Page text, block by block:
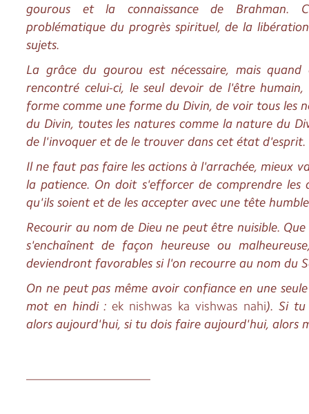
gourous et la connaissance de Brahman.
problématique du progrès spirituel, de la
sujets.
La grâce du gourou est nécessaire, mais
rencontré celui-ci, le seul devoir de l'être
forme comme une forme du Divin, de voir tous les
du Divin, toutes les natures comme la nature du
de l'invoquer et de le trouver dans cet état d'esprit.
Il ne faut pas faire les actions à l'arrachée, mieux
la patience. On doit s'efforcer de comprendre les
qu'ils soient et de les accepter avec une tête
Recourir au nom de Dieu ne peut être nuisible.
s'enchaînent de façon heureuse ou
deviendront favorables si l'on recourre au nom du
On ne peut pas même avoir confiance en une
mot en hindi :ek nishwas ka vishwas nahi). Si tu
alors aujourd'hui, si tu dois faire aujourd'hui, alors